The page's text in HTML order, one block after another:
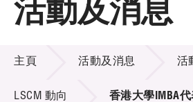
關於LSCM
技術商品化
項目及資助計劃
活動及消息
活動及消息
主頁 活動及消息 活
LSCM 動向 香港大學IMBA代